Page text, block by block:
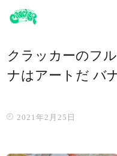
クラッカーのフ
ナはアートだ バ
2021年2月25日